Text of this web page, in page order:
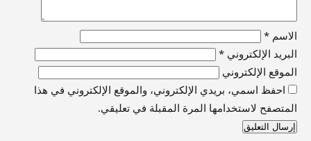
الاسم *
البريد الإلكتروني *
الموقع الإلكتروني
احفظ اسمي، بريدي الإلكتروني، والموقع الإلكتروني في هذا
المتصفح لاستخدامها المرة المقبلة في تعليقي.